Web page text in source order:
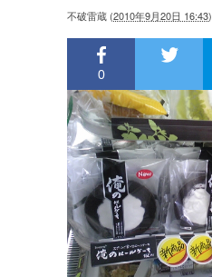
不破雷蔵 (2010年9月20日 16:43)
0